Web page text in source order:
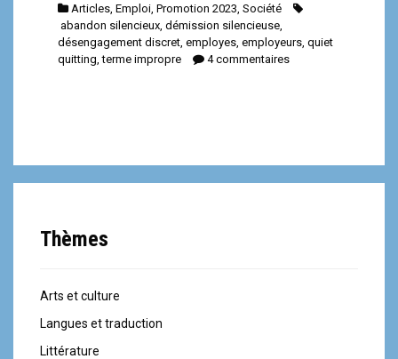
Articles Emploi Promotion 2023 Société
abandon silencieux démission silencieuse
désengagement discret employes employeurs quiet
quitting ,terme impropre 4 commentaires
Thèmes
Arts et culture
Langues et traduction
Littérature